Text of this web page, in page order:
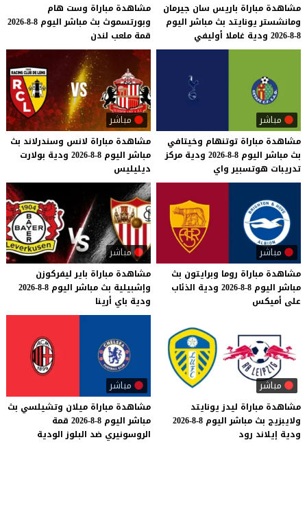
مشاهدة مباراة باريس سان جيرمان
ومانشستر يونايتد بث مباشر اليوم
8-8-2026
ودية غاملا أوليفي
مشاهدة مباراة وست هام
وبورتسموث بث مباشر اليوم 8-8-2026
قمة ملعب لندن
مباشر
مشاهدة مباراة توتنهام وخيتافي
بث مباشر اليوم 8-8-2026 ودية مركز
تدريبات هوتسبير واي
مباشر
مشاهدة مباراة لانس وسندرلاند بث
مباشر اليوم 8-8-2026 ودية بولارت
ديليليس
مباشر
مشاهدة مباراة روما وبرايتون بث
مباشر اليوم 8-8-2026 ودية الذئاب
على أميكس
مباشر
مشاهدة مباراة باير ليفركوزن
وإشبيلية بث مباشر اليوم 8-8-2026
ودية باي أرينا
مباشر
مشاهدة مباراة ليدز يونايتد
ولايبزيج بث مباشر اليوم 8-8-2026
ودية إيلاند رود
مباشر
مشاهدة مباراة ميلان وتشيلسي بث
مباشر اليوم 8-8-2026
قمة
الروسونيري ضد البلوز الودية